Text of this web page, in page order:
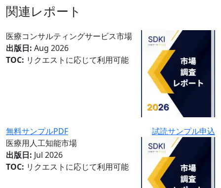
関連レポート
医療コンサルティングサービス市場
出版日: Aug 2026
TOC: リクエストに応じて利用可能
無料サンプルPDF
試読サンプル申込
医療用人工知能市場
出版日: Jul 2026
TOC: リクエストに応じて利用可能